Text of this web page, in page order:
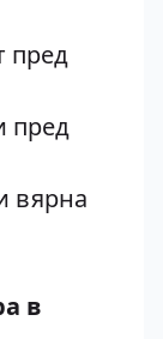
пред
пред
вярна
в